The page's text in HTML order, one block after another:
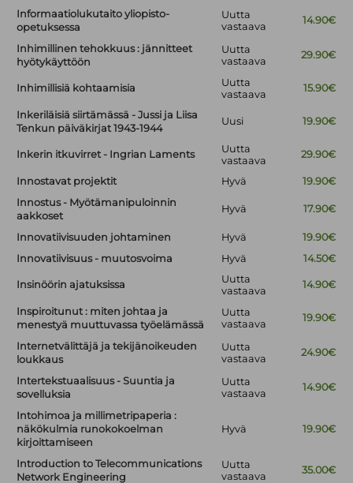
Informaatiolukutaito yliopisto-
opetuksessa
Uutta
vastaava
14.90€
Inhimillinen tehokkuus : jännitteet
hyötykäyttöön
Uutta
vastaava
29.90€
Inhimillisiä kohtaamisia
Uutta
vastaava
15.90€
Inkeriläisiä siirtämässä - Jussi ja Liisa
Tenkun päiväkirjat 1943-1944
Uusi 19.90€
Inkerin itkuvirret - Ingrian Laments
Uutta
vastaava
29.90€
Innostavat projektit Hyvä
19.90€
Innostus - Myötämanipuloinnin
aakkoset
Hyvä 17.90€
Innovatiivisuuden johtaminen Hyvä
19.90€
Innovatiivisuus - muutosvoima
Hyvä 14.50€
Insinöörin ajatuksissa
Uutta
vastaava
14.90€
Inspiroitunut : miten johtaa ja
menestyä muuttuvassa työelämässä
Uutta
vastaava
19.90€
Internetvälittäjä ja tekijänoikeuden
loukkaus
Uutta
vastaava
24.90€
Intertekstuaalisuus - Suuntia ja
sovelluksia
Uutta
vastaava
14.90€
Intohimoa ja millimetripaperia :
näkökulmia runokokoelman
kirjoittamiseen
Hyvä 19.90€
Introduction to Telecommunications
Network Engineering
Uutta
vastaava
35.00€